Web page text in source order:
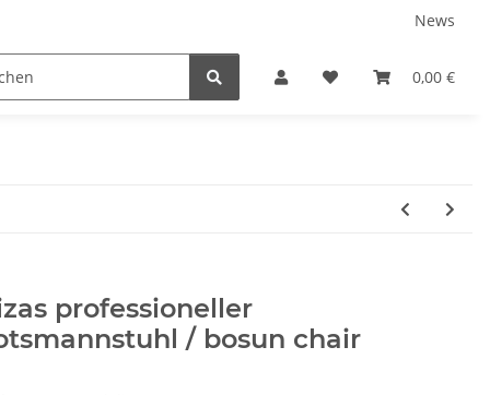
News
0,00 €
professioneller
/ bosun chair